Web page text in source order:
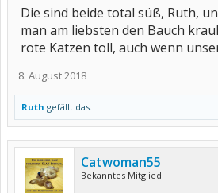
Die sind beide total süß, Ruth,
man am liebsten den Bauch
rote Katzen toll, auch wenn
8. August 2018
Ruth gefällt das.
Catwoman55
Bekanntes Mitglied